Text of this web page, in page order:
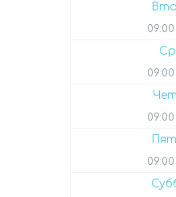
09:00
09:00
09:00
09:00